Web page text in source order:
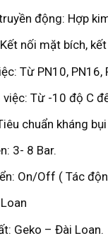
động: Hợp
nối mặt bích,
Từ PN10, PN16,
Từ -10 độ C
chuẩn kháng
3- 8 Bar.
On/Off ( Tác
Geko – Đài Loan.